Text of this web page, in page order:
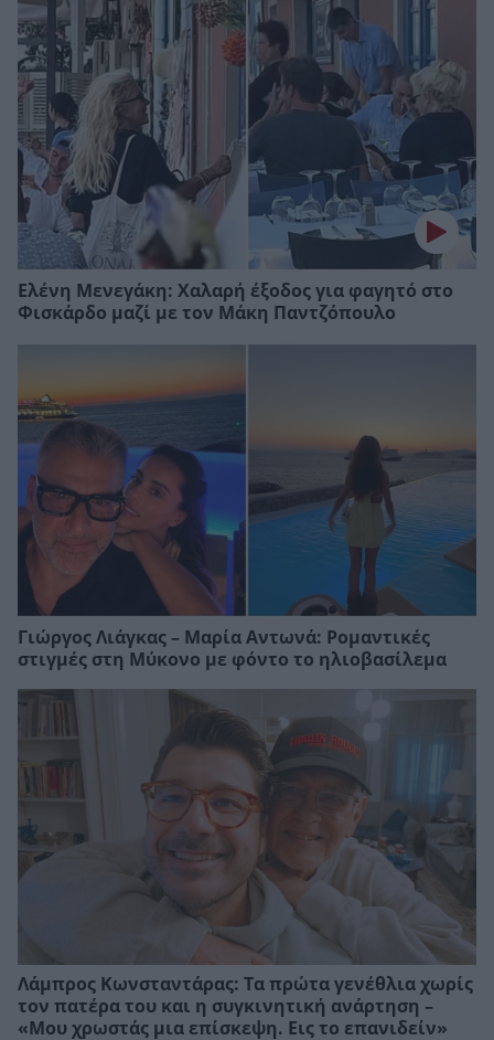
Ελένη Μενεγάκη: Χαλαρή έξοδος για φαγητό στο
Φισκάρδο μαζί με τον Μάκη Παντζόπουλο
Γιώργος Λιάγκας – Μαρία Αντωνά: Ρομαντικές
στιγμές στη Μύκονο με φόντο το ηλιοβασίλεμα
Λάμπρος Κωνσταντάρας: Τα πρώτα γενέθλια χωρίς
τον πατέρα του και η συγκινητική ανάρτηση –
«Μου χρωστάς μια επίσκεψη. Εις το επανιδείν»